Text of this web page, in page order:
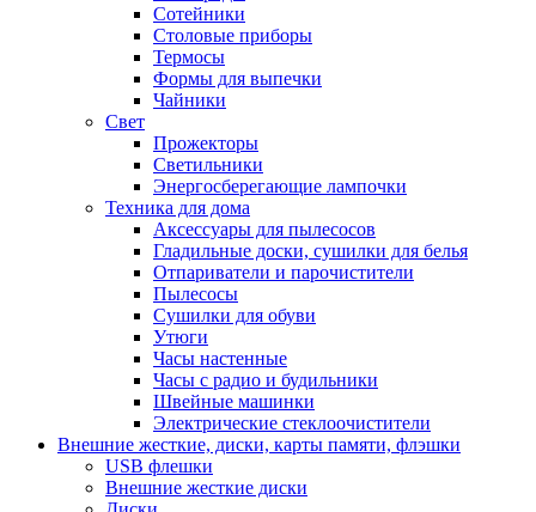
Сотейники
Столовые приборы
Термосы
Формы для выпечки
Чайники
Свет
Прожекторы
Светильники
Энергосберегающие лампочки
Техника для дома
Аксессуары для пылесосов
Гладильные доски, сушилки для белья
Отпариватели и парочистители
Пылесосы
Сушилки для обуви
Утюги
Часы настенные
Часы с радио и будильники
Швейные машинки
Электрические стеклоочистители
Внешние жесткие, диски, карты памяти, флэшки
USB флешки
Внешние жесткие диски